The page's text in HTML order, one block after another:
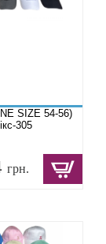
SIZE 54-56)
305
грн.